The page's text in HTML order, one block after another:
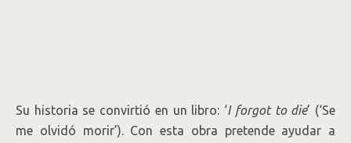
Su historia se convirtió en un libro: ‘I forgot to die’ (‘Se
me olvidó morir’). Con esta obra pretende ayudar a